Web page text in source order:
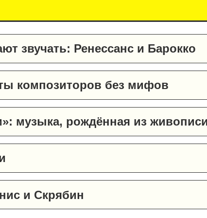
звучать: Ренессанс и Барокко
композиторов без мифов
музыка, рождённая из
и Скрябин